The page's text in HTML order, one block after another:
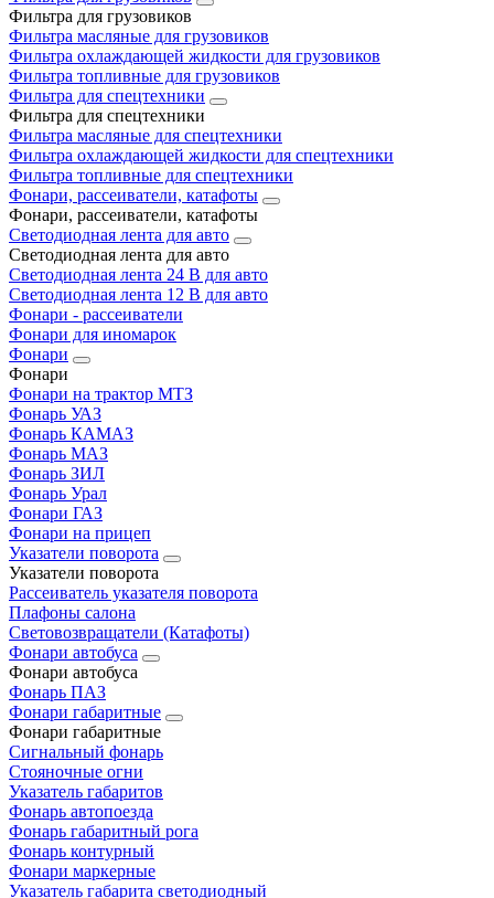
Фильтра для грузовиков
Фильтра масляные для грузовиков
Фильтра охлаждающей жидкости для грузовиков
Фильтра топливные для грузовиков
Фильтра для спецтехники
Фильтра для спецтехники
Фильтра масляные для спецтехники
Фильтра охлаждающей жидкости для спецтехники
Фильтра топливные для спецтехники
Фонари, рассеиватели, катафоты
Фонари, рассеиватели, катафоты
Светодиодная лента для авто
Светодиодная лента для авто
Светодиодная лента 24 В для авто
Светодиодная лента 12 В для авто
Фонари - рассеиватели
Фонари для иномарок
Фонари
Фонари
Фонари на трактор МТЗ
Фонарь УАЗ
Фонарь КАМАЗ
Фонарь МАЗ
Фонарь ЗИЛ
Фонарь Урал
Фонари ГАЗ
Фонари на прицеп
Указатели поворота
Указатели поворота
Рассеиватель указателя поворота
Плафоны салона
Световозвращатели (Катафоты)
Фонари автобуса
Фонари автобуса
Фонарь ПАЗ
Фонари габаритные
Фонари габаритные
Сигнальный фонарь
Стояночные огни
Указатель габаритов
Фонарь автопоезда
Фонарь габаритный рога
Фонарь контурный
Фонари маркерные
Указатель габарита светодиодный